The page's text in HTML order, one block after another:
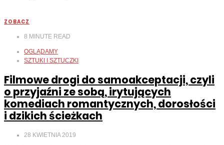
ZOBACZ
8 MINUTE READ
OGLĄDAMY
SZTUKI I SZTUCZKI
Filmowe drogi do samoakceptacji, czyli
o przyjaźni ze sobą, irytujących
komediach romantycznych, dorosłości
i dzikich ścieżkach
28 KWIETNIA 2019